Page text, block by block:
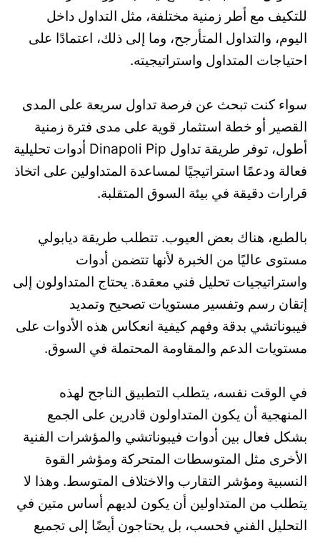
للتكيف مع أطر زمنية مختلفة، مثل التداول داخل
اليوم، والتداول المتأرجح، وما إلى ذلك، اعتمادًا على
احتياجات المتداول واستراتيجيته.
سواء كنت تبحث عن فرصة تداول سريعة على المدى
القصير أو خطة استثمار قوية على مدى فترة زمنية
أطول، توفر طريقة تداول Dinapoli Pip أدوات تحليلية
فعالة ودعمًا استراتيجيًا لمساعدة المتداولين على اتخاذ
قرارات دقيقة في بيئة السوق المتقلبة.
بالطبع، هناك بعض العيوب. تتطلب طريقة ديابولي
مستوى عاليًا من الخبرة لأنها تتضمن أدوات
واستراتيجيات تحليل فني معقدة. يحتاج المتداولون إلى
إتقان رسم وتفسير مستويات تصحيح وتمديد
فيبوناتشي بدقة وفهم كيفية انعكاس هذه الأدوات على
مستويات الدعم والمقاومة المحتملة في السوق.
في الوقت نفسه، يتطلب التطبيق الناجح لهذه
المنهجية أن يكون المتداولون قادرين على الجمع
بشكل فعال بين أدوات فيبوناتشي والمؤشرات الفنية
الأخرى مثل المتوسطات المتحركة ومؤشر القوة
النسبية ومؤشر التقارب والاختلاف المتوسط. وهذا لا
يتطلب من المتداولين أن يكون لديهم أساس متين في
التحليل الفني فحسب، بل يحتاجون أيضًا إلى تجميع